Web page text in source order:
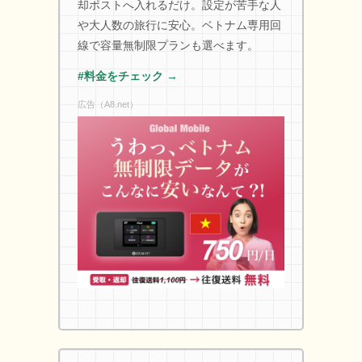
却ポストへ入れるだけ。設定が苦手な人
や大人数の旅行に安心。ベトナム専用回
線で容量無制限プランも選べます。
#料金をチェック →
広告（A8.net）